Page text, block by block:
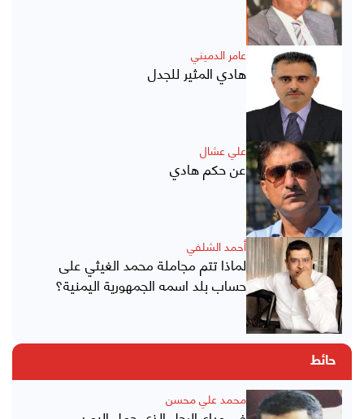
عامر الدميني
هادي المثير للجدل
علي عشال
عن حكم هادي
أحمد الشلفي
لماذا تتم مجاملة محمد الغيثي على
حساب بلد اسمه الجمهورية اليمنية؟
حائط
محمد علي محسن